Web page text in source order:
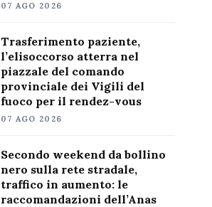
07 AGO 2026
Trasferimento paziente,
l’elisoccorso atterra nel
piazzale del comando
provinciale dei Vigili del
fuoco per il rendez-vous
07 AGO 2026
Secondo weekend da bollino
nero sulla rete stradale,
traffico in aumento: le
raccomandazioni dell’Anas